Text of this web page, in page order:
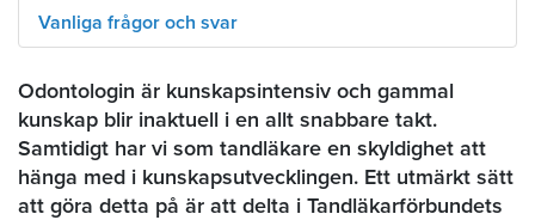
Vanliga frågor och svar
Odontologin är kunskapsintensiv och gammal
kunskap blir inaktuell i en allt snabbare takt.
Samtidigt har vi som tandläkare en skyldighet att
hänga med i kunskapsutvecklingen. Ett utmärkt sätt
att göra detta på är att delta i Tandläkarförbundets